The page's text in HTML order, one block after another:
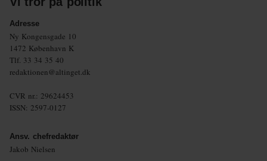
Adresse
Ny Kongensgade 10
1472 København K
Tlf. 33 34 35 40
redaktionen@altinget.dk
CVR nr.: 29624453
ISSN: 2597-0127
Ansv. chefredaktør
Jakob Nielsen